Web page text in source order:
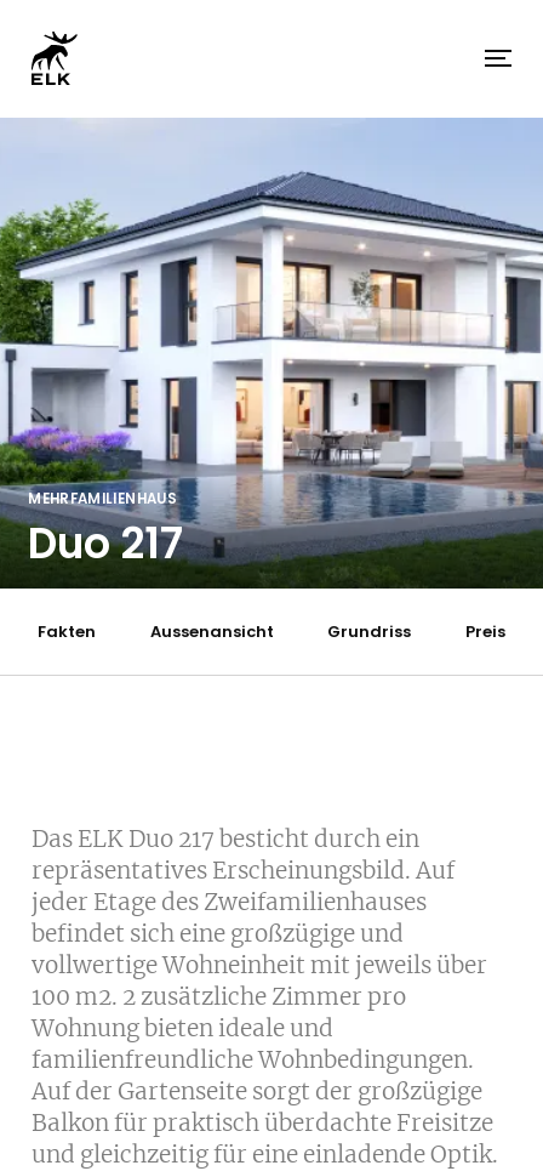
MEHRFAMILIENHAUS
Duo 217
Fakten Aussenansicht Grundriss Preis
Das ELK Duo 217 besticht durch ein
repräsentatives Erscheinungsbild. Auf
jeder Etage des Zweifamilienhauses
befindet sich eine großzügige und
vollwertige Wohneinheit mit jeweils über
100 m2. 2 zusätzliche Zimmer pro
Wohnung bieten ideale und
familienfreundliche Wohnbedingungen.
Auf der Gartenseite sorgt der großzügige
Balkon für praktisch überdachte Freisitze
und gleichzeitig für eine einladende Optik.